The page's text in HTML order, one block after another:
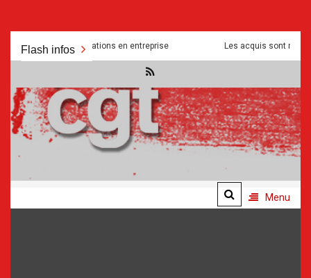
au
Flash infos
et manipulations en entreprise Les acquis sont mis a mal
.
Menu